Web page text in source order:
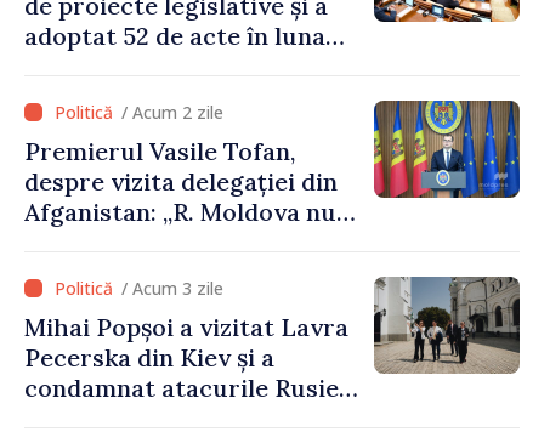
adoptat 52 de acte în luna
/ Acum 2 zile
Premierul Vasile Tofan,
despre vizita delegației din
Afganistan: „R. Moldova nu
talibană. Aprobarea acestei
vizite a fost o eroare de
evaluare și de coordonare
instituțională”
/ Acum 3 zile
Mihai Popșoi a vizitat Lavra
Pecerska din Kiev și a
condamnat atacurile Rusiei